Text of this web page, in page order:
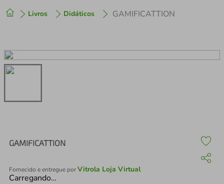
Livros Didáticos GAMIFICATTION
GAMIFICATTION
Fornecido e entregue porVitrola Loja Virtual
Carregando…
2º cafeteira